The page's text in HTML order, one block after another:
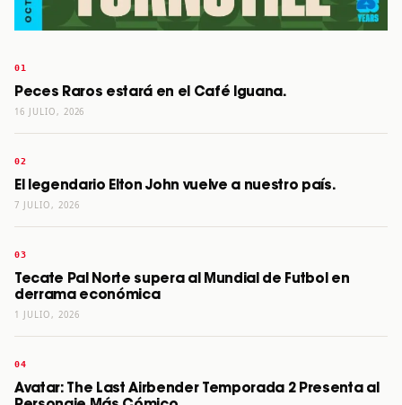
Peces Raros estará en el Café Iguana.
16 JULIO, 2026
El legendario Elton John vuelve a nuestro país.
7 JULIO, 2026
Tecate Pal Norte supera al Mundial de Futbol en
derrama económica
1 JULIO, 2026
Avatar: The Last Airbender Temporada 2 Presenta al